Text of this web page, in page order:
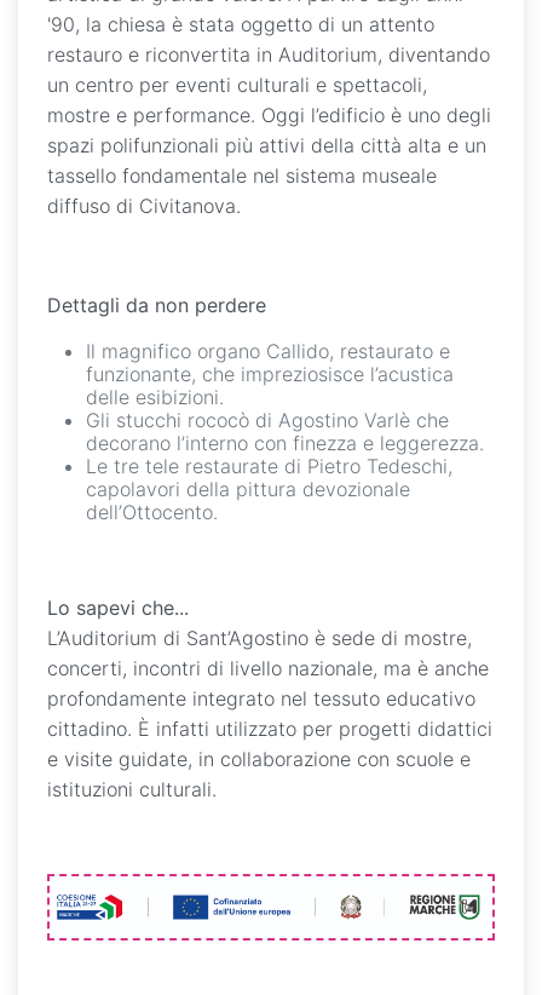
'90, la chiesa è stata oggetto di un attento
restauro e riconvertita in Auditorium, diventando
un centro per eventi culturali e spettacoli,
mostre e performance. Oggi l’edificio è uno degli
spazi polifunzionali più attivi della città alta e un
tassello fondamentale nel sistema museale
diffuso di Civitanova.
Dettagli da non perdere
Il magnifico organo Callido, restaurato e
funzionante, che impreziosisce l’acustica
delle esibizioni.
Gli stucchi rococò di Agostino Varlè che
decorano l’interno con finezza e leggerezza.
Le tre tele restaurate di Pietro Tedeschi,
capolavori della pittura devozionale
dell’Ottocento.
Lo sapevi che...
L’Auditorium di Sant’Agostino è sede di mostre,
concerti, incontri di livello nazionale, ma è anche
profondamente integrato nel tessuto educativo
cittadino. È infatti utilizzato per progetti didattici
e visite guidate, in collaborazione con scuole e
istituzioni culturali.